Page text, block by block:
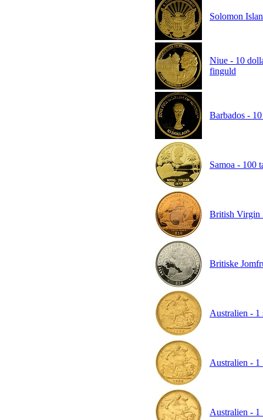
Solomon
Niue - 10
finguld
Barbados -
Samoa - 100
British Virgin
Britiske
Australien -
Australien -
Australien -